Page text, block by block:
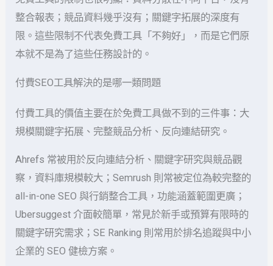
整合報表；競品資料幾乎沒有；關鍵字拓展的深度有
限。這些限制不代表免費工具「不夠好」，而是它們原
本就不是為了這些任務設計的。
付費SEO工具解決的是哪一類問題
付費工具的價值主要在於免費工具做不到的三件事：大
規模關鍵字拓展、完整競品分析、反向連結研究。
Ahrefs 常被用於反向連結分析、關鍵字研究與競品觀
察，資料庫規模較大；Semrush 則常被定位為較完整的
all-in-one SEO 與行銷整合工具，功能涵蓋範圍更廣；
Ubersuggest 介面較簡單，常見於新手或預算有限時的
關鍵字研究需求；SE Ranking 則常用於排名追蹤與中小
企業的 SEO 健檢方案。